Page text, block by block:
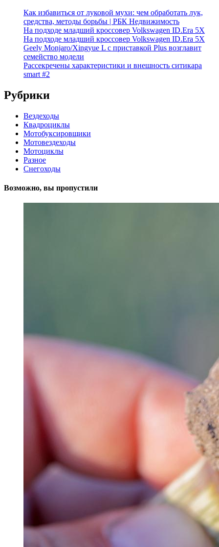
Как избавиться от луковой мухи: чем обработать лук,
средства, методы борьбы | РБК Недвижимость
На подходе младший кроссовер Volkswagen ID.Era 5X
На подходе младший кроссовер Volkswagen ID.Era 5X
Geely Monjaro/Xingyue L с приставкой Plus возглавит
семейство модели
Рассекречены характеристики и внешность ситикара
smart #2
Рубрики
Вездеходы
Квадроциклы
Мотобуксировщики
Мотовездеходы
Мотоциклы
Разное
Снегоходы
Возможно, вы пропустили